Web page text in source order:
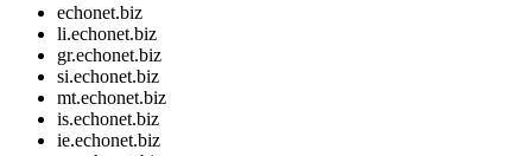
echonet.biz
li.echonet.biz
gr.echonet.biz
si.echonet.biz
mt.echonet.biz
is.echonet.biz
ie.echonet.biz